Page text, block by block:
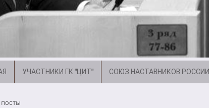
УЧАСТНИКИ ГК "ЦИТ" СОЮЗ НАСТАВНИКОВ РОССИИ